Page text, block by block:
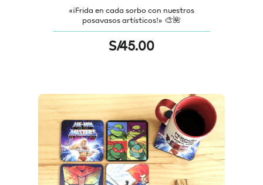
«¡Frida en cada sorbo con nuestros
posavasos artísticos!» 🎨🌺
S/45.00